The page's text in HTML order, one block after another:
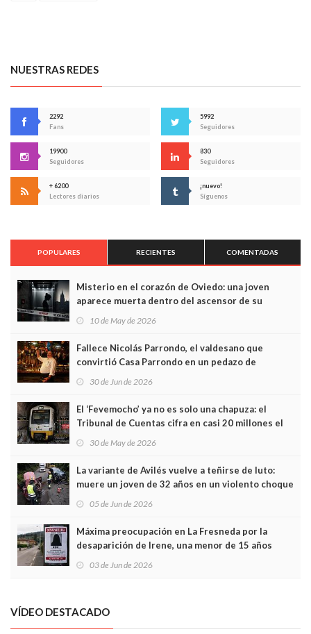
NUESTRAS REDES
2292
Fans
5992
Seguidores
19900
Seguidores
830
Seguidores
+ 6200
Lectores diarios
¡nuevo!
Síguenos
POPULARES RECIENTES COMENTADAS
Misterio en el corazón de Oviedo: una joven
aparece muerta dentro del ascensor de su
edificio y las cámaras captan sus últimos minutos
10 de May de 2026
Fallece Nicolás Parrondo, el valdesano que
convirtió Casa Parrondo en un pedazo de
Asturias en Madrid
30 de Jun de 2026
El ‘Fevemocho’ ya no es solo una chapuza: el
Tribunal de Cuentas cifra en casi 20 millones el
sobrecoste de los trenes que no cabían por los
30 de May de 2026
La variante de Avilés vuelve a teñirse de luto:
muere un joven de 32 años en un violento choque
frontal
05 de Jun de 2026
Máxima preocupación en La Fresneda por la
desaparición de Irene, una menor de 15 años
03 de Jun de 2026
VÍDEO DESTACADO